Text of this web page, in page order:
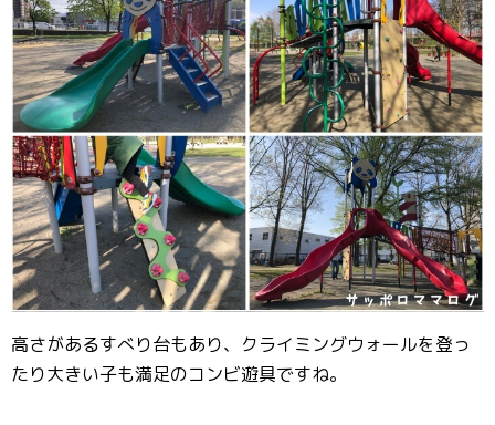
高さがあるすべり台もあり、クライミングウォールを登っ
たり大きい子も満足のコンビ遊具ですね。